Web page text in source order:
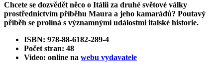
Chcete se dozvědět něco o Itálii za druhé světové války
prostřednictvím příběhu Maura a jeho kamarádů? Poutavý
příběh se prolíná s významnými událostmi italské historie.
ISBN: 978-88-6182-289-4
Počet stran: 48
Video: online na webu vydavatele